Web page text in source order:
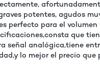
potentes, agudos
perfecto para el
que
señal analógica,tiene
lo mejor el precio que